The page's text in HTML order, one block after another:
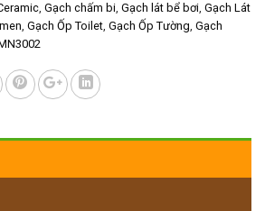
, Gạch chấm bi, Gạch lát bể bơi, Gạch Lát
, Gạch Ốp Toilet, Gạch Ốp Tường, Gạch